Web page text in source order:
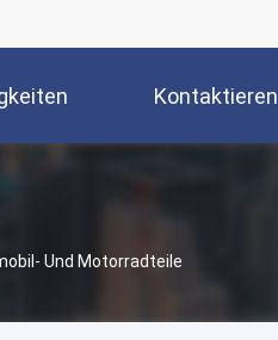
Kontaktieren
Und Motorradteile